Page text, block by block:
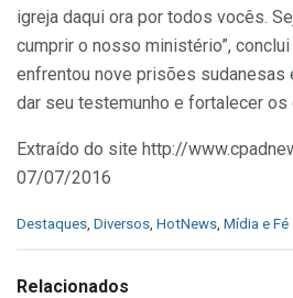
igreja daqui ora por todos vocês.
cumprir o nosso ministério”, conclui
enfrentou nove prisões sudanesas
dar seu testemunho e fortalecer
Extraído do site http://
07/07/2016
C
e
Destaques Diversos HotNews Mídia e Fé
Relacionados